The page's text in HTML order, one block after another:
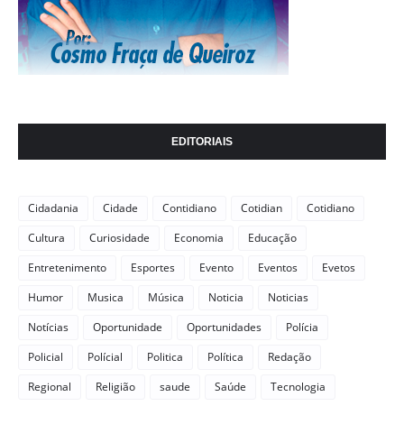
EDITORIAIS
Cidadania Cidade Contidiano Cotidian
Cotidiano
Cultura
Curiosidade Economia
Educação
Entretenimento
Esportes Evento Eventos
Evetos
Humor
Musica Música Noticia
Noticias
Notícias
Oportunidade Oportunidades
Polícia
Policial
Polícial Politica Política
Redação
Regional
Religião saude Saúde Tecnologia